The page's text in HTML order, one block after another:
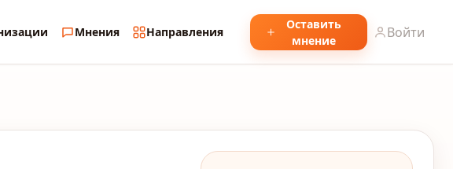
Мнения Направления
Оставить
мнение
Войти